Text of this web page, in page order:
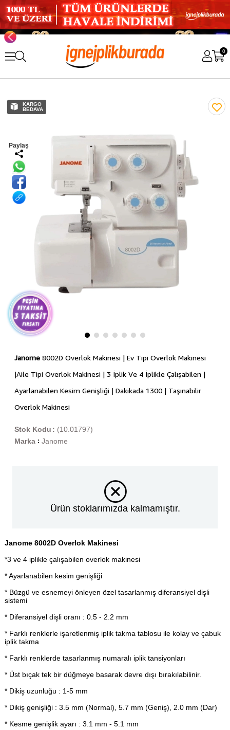
0
KARGO
BEDAVA
Paylaş
Janome8002D Overlok Makinesi | Ev Tipi Overlok Makinesi
|Aile Tipi Overlok Makinesi | 3 İplik Ve 4 İplikle Çalışabilen |
Ayarlanabilen Kesim Genişliği | Dakikada 1300 | Taşınabilir
Overlok Makinesi
(10.01797)
Stok Kodu
Marka : Janome
Ürün stoklarımızda kalmamıştır.
Janome 8002D Overlok Makinesi
*3 ve 4 iplikle çalışabilen overlok makinesi
* Ayarlanabilen kesim genişliği
* Büzgü ve esnemeyi önleyen özel tasarlanmış diferansiyel dişli
sistemi
* Diferansiyel dişli oranı : 0.5 - 2.2 mm
* Farklı renklerle işaretlenmiş iplik takma tablosu ile kolay ve çabuk
iplik takma
* Farklı renklerde tasarlanmış numaralı iplik tansiyonları
* Üst bıçak tek bir düğmeye basarak devre dışı bırakılabilinir.
* Dikiş uzunluğu : 1-5 mm
* Dikiş genişliği : 3.5 mm (Normal), 5.7 mm (Geniş), 2.0 mm (Dar)
* Kesme genişlik ayarı : 3.1 mm - 5.1 mm